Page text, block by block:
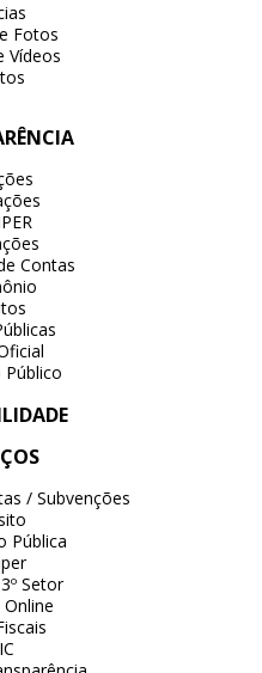
Fotos
Vídeos
Contas
Público
/ Subvenções
Pública
Setor